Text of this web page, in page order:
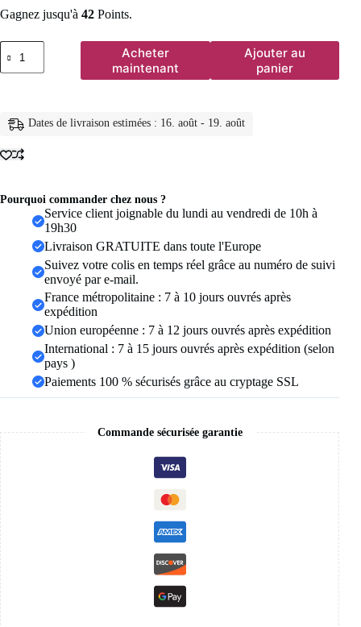
Gagnez jusqu'à 42 Points.
quantité
de
Lucktune
ankh
ankh
collier
inoxydable
amulette
égyptienne
inoxydable
pendentif
collier
femmes
Acheter
maintenant
Ajouter au
panier
Dates de livraison estimées : 16. août - 19. août
Pourquoi commander chez nous ?
Service client joignable du lundi au vendredi de 10h à
19h30
Livraison GRATUITE dans toute l'Europe
Suivez votre colis en temps réel grâce au numéro de suivi
envoyé par e-mail.
France métropolitaine : 7 à 10 jours ouvrés après
expédition
Union européenne : 7 à 12 jours ouvrés après expédition
International : 7 à 15 jours ouvrés après expédition (selon
pays )
Paiements 100 % sécurisés grâce au cryptage SSL
Commande sécurisée garantie